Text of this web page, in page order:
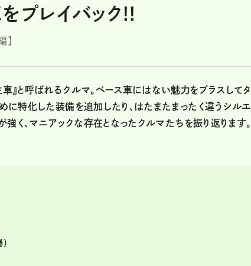
プレイバック!!
』と呼ばれるクルマ。ベース車にはない魅力をプラスしてタ
に特化した装備を追加したり、はたまたまったく違うシルエ
強く、マニアックな存在となったクルマたちを振り返ります。